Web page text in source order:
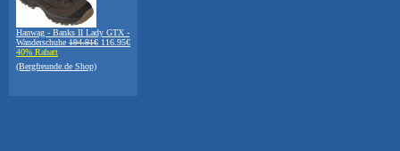
Hanwag - Banks II Lady GTX -
Wanderschuhe 194.91€ 116.95€
40% Rabatt
(Bergfreunde.de Shop)